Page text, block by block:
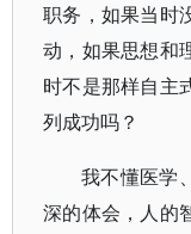
职务，如果当时
动，如果思想和
时不是那样自主
列成功吗？
我不懂医学
深的体会，人的